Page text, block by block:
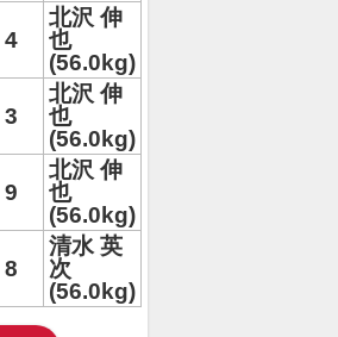
4
北沢 伸
也
(56.0kg)
3
北沢 伸
也
(56.0kg)
9
北沢 伸
也
(56.0kg)
8
清水 英
次
(56.0kg)